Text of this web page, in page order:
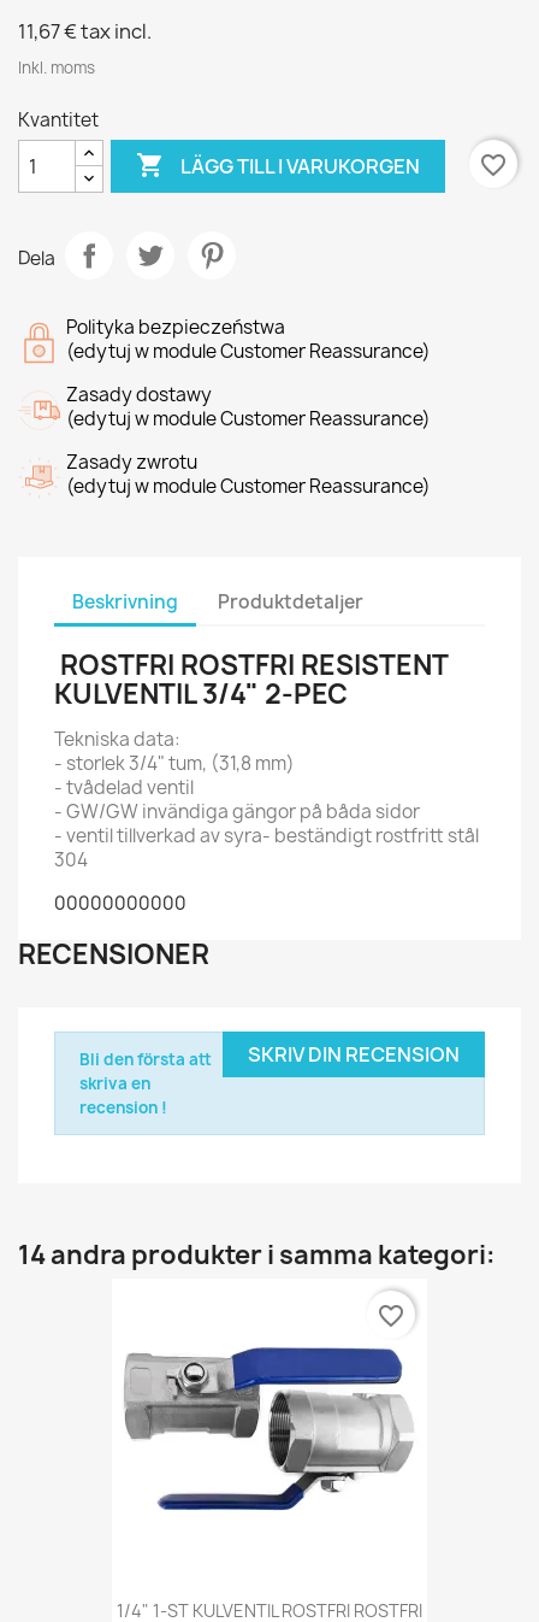
11,67 €tax incl.
Inkl. moms
Kvantitet
 LÄGG TILL I VARUKORGEN favorite_border
Dela
Polityka bezpieczeństwa
(edytuj w module Customer Reassurance)
Zasady dostawy
(edytuj w module Customer Reassurance)
Zasady zwrotu
(edytuj w module Customer Reassurance)
Beskrivning Produktdetaljer
ROSTFRI ROSTFRI RESISTENT
KULVENTIL 3/4" 2-PEC
Tekniska data:
- storlek 3/4" tum, (31,8 mm)
- tvådelad ventil
- GW/GW invändiga gängor på båda sidor
- ventil tillverkad av syra- beständigt rostfritt stål
304
00000000000
RECENSIONER
SKRIV DIN RECENSION
Bli den första att
skriva en
recension !
14 andra produkter i samma kategori:
1/4" 1-ST KULVENTIL ROSTFRI ROSTFRI
favorite_border